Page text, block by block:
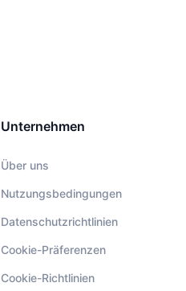
Unternehmen
Über uns
Nutzungsbedingungen
Datenschutzrichtlinien
Cookie-Präferenzen
Cookie-Richtlinien